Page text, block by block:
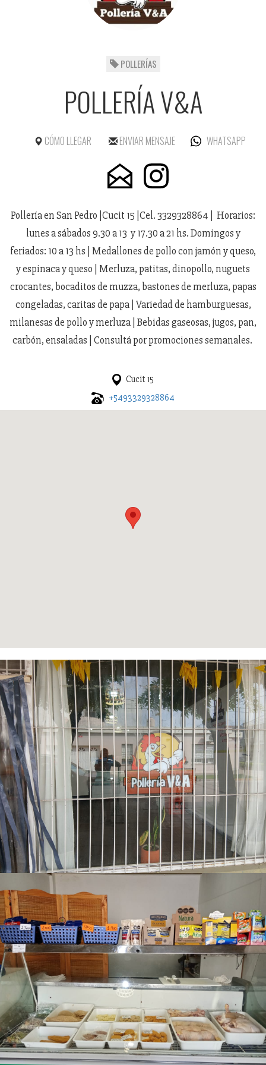
POLLERÍAS
POLLERÍA V&A
CÓMO LLEGAR ENVIAR MENSAJE WHATSAPP
Pollería en San Pedro |Cucit 15 |Cel. 3329328864 | Horarios:
lunes a sábados 9.30 a 13 y 17.30 a 21 hs. Domingos y
feriados: 10 a 13 hs | Medallones de pollo con jamón y queso,
y espinaca y queso | Merluza, patitas, dinopollo, nuguets
crocantes, bocaditos de muzza, bastones de merluza, papas
congeladas, caritas de papa | Variedad de hamburguesas,
milanesas de pollo y merluza | Bebidas gaseosas, jugos, pan,
carbón, ensaladas | Consultá por promociones semanales.
Cucit 15
+5493329328864